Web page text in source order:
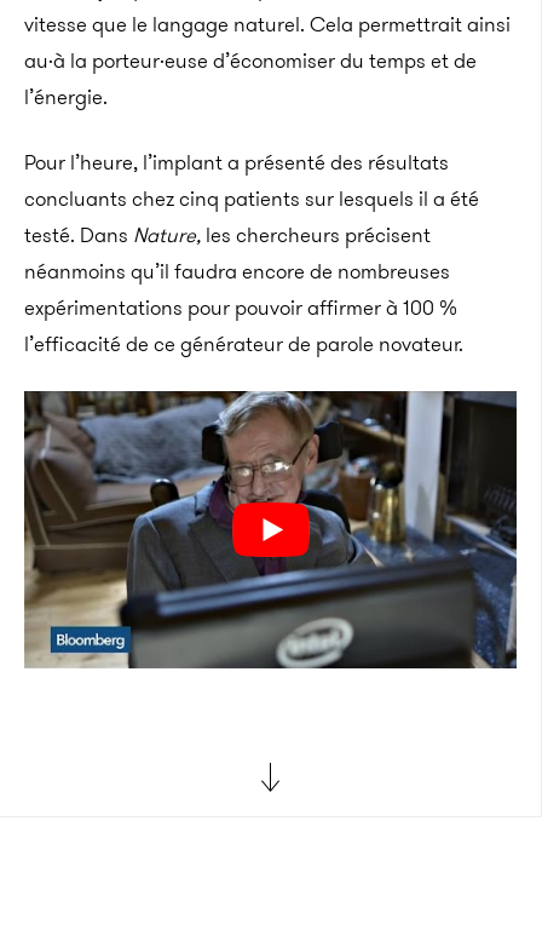
vitesse que le langage naturel. Cela permettrait ainsi
au·à la porteur·euse d’économiser du temps et de
l’énergie.
Pour l’heure, l’implant a présenté des résultats
concluants chez cinq patients sur lesquels il a été
testé. Dans Nature, les chercheurs précisent
néanmoins qu’il faudra encore de nombreuses
expérimentations pour pouvoir affirmer à 100 %
l’efficacité de ce générateur de parole novateur.